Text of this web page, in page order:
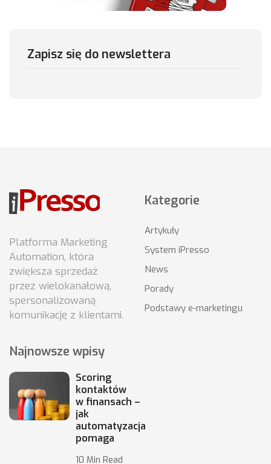
Zapisz się do newslettera
Platforma Marketing
Automation, która
zwiększa sprzedaż
przez wielokanałową,
spersonalizowaną
komunikację z klientami.
Kategorie
Artykuły
System iPresso
News
Porady
Podstawy e-marketingu
Najnowsze wpisy
Scoring
kontaktów
w finansach –
jak
automatyzacja
pomaga
10 Min Read